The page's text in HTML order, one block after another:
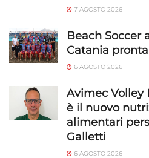
7 AGOSTO 2026
Beach Soccer
Catania
6 AGOSTO 2026
Avimec Volley
è il nuovo
alimentari
Galletti
6 AGOSTO 2026